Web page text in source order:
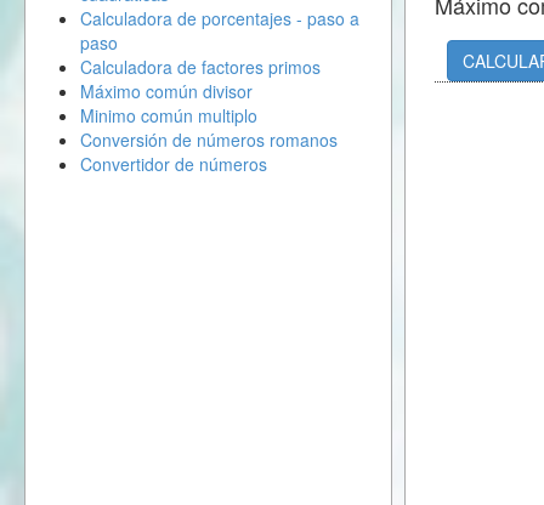
Calculadora de porcentajes - paso a
paso
Calculadora de factores primos
Máximo común divisor
Minimo común multiplo
Conversión de números romanos
Convertidor de números